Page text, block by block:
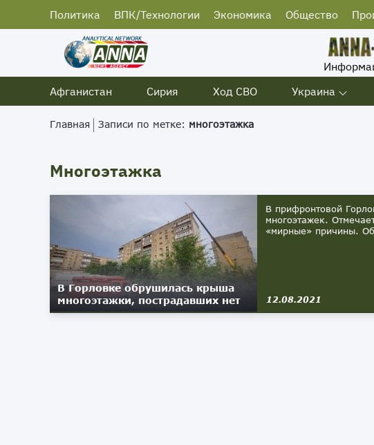
Политика ВПК/Технологии Экономика Общество
Афганистан
Сирия Ход СВО Украина
Главная Записи по метке: многоэтажка
Многоэтажка
В Горловке обрушилась крыша
многоэтажки, пострадавших нет
В прифронтовой
многоэтажек.
«мирные» причины.
12.08.2021